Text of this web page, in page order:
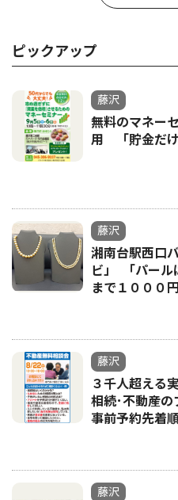
ピックアップ
藤沢
無料のマネー
用 「貯金だ
藤沢
湘南台駅西口
ビ」 ｢パール
まで１０００
藤沢
３千人超える
相続･不動産
事前予約先着
藤沢